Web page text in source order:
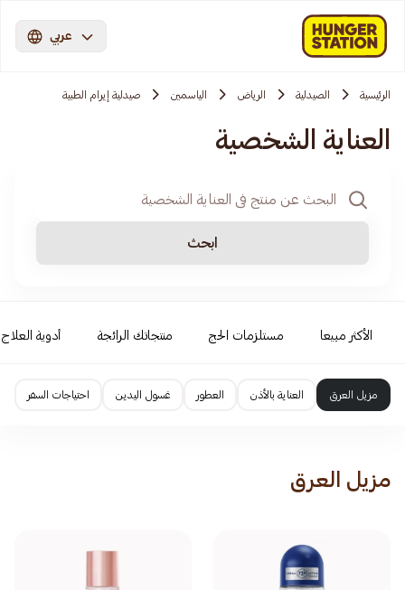
عربي
الرئيسية الصيدلية الرياض الياسمين صيدلية إيرام الطبية
العناية الشخصية
ابحث
الأكثر مبيعا مستلزمات الحج منتجاتك الرائجة أدوية العلاج
مزيل العرق العناية بالأذن العطور غسول اليدين احتياجات السفر
مزيل العرق